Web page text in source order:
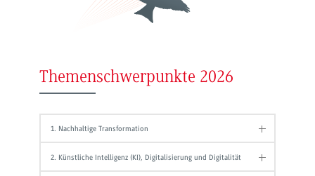
Themenschwerpunkte 2026
1. Nachhaltige Transformation
2. Künstliche Intelligenz (KI), Digitalisierung und Digitalität